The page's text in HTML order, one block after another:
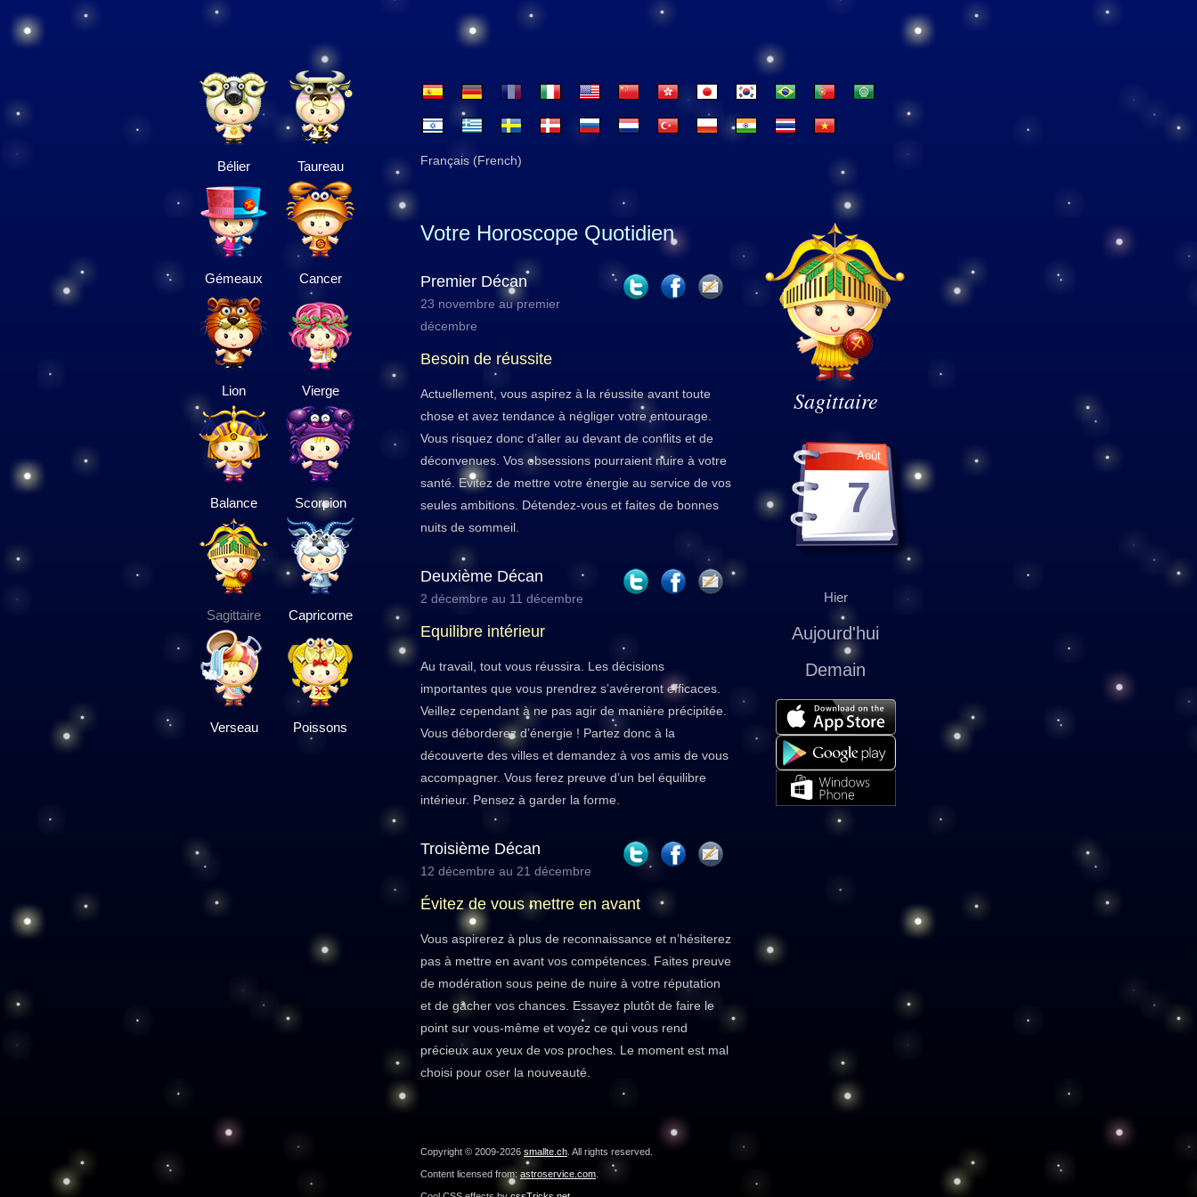
Bélier Taureau
Gémeaux Cancer
Lion Vierge
Balance Scorpion
Sagittaire Capricorne
Verseau Poissons
Français (French)
Sagittaire
Août
7
Hier
Aujourd'hui
Demain
Votre Horoscope Quotidien
Premier Décan
23 novembre au premier
décembre
Besoin de réussite
Actuellement, vous aspirez à la réussite avant toute
chose et avez tendance à négliger votre entourage.
Vous risquez donc d’aller au devant de conflits et de
déconvenues. Vos obsessions pourraient nuire à votre
santé. Evitez de mettre votre énergie au service de vos
seules ambitions. Détendez-vous et faites de bonnes
nuits de sommeil.
Deuxième Décan
2 décembre au 11 décembre
Equilibre intérieur
Au travail, tout vous réussira. Les décisions
importantes que vous prendrez s’avéreront efficaces.
Veillez cependant à ne pas agir de manière précipitée.
Vous déborderez d’énergie ! Partez donc à la
découverte des villes et demandez à vos amis de vous
accompagner. Vous ferez preuve d’un bel équilibre
intérieur. Pensez à garder la forme.
Troisième Décan
12 décembre au 21 décembre
Évitez de vous mettre en avant
Vous aspirerez à plus de reconnaissance et n’hésiterez
pas à mettre en avant vos compétences. Faites preuve
de modération sous peine de nuire à votre réputation
et de gâcher vos chances. Essayez plutôt de faire le
point sur vous-même et voyez ce qui vous rend
précieux aux yeux de vos proches. Le moment est mal
choisi pour oser la nouveauté.
Copyright © 2009-2026 smallte.ch . All rights reserved.
Content licensed from: astroservice.com